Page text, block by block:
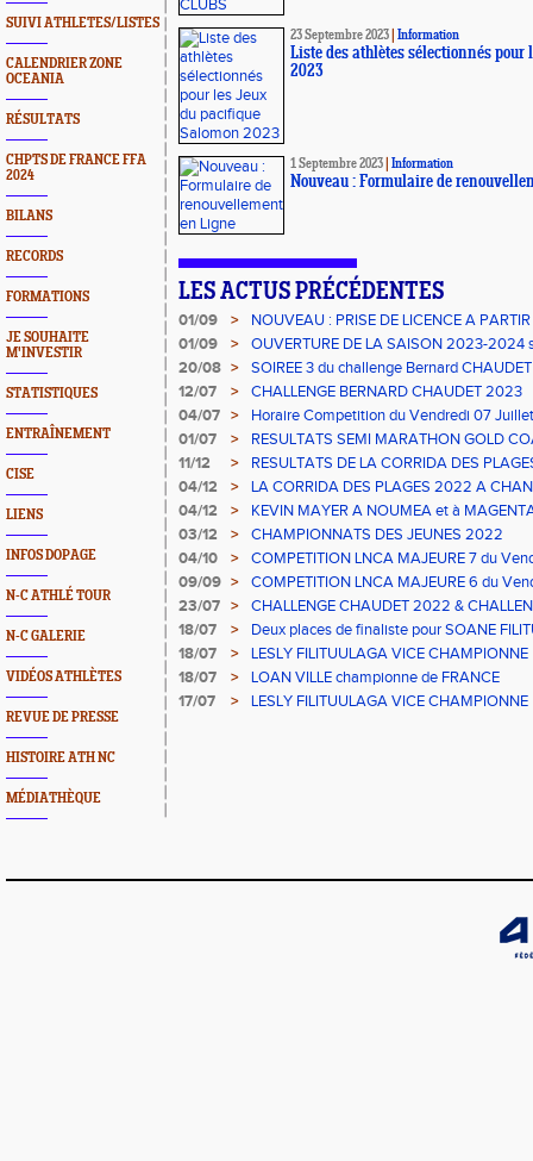
SUIVI ATHLETES/LISTES
CALENDRIER ZONE
OCEANIA
RÉSULTATS
CHPTS DE FRANCE FFA
2024
BILANS
RECORDS
FORMATIONS
JE SOUHAITE
M'INVESTIR
STATISTIQUES
ENTRAÎNEMENT
CISE
LIENS
INFOS DOPAGE
N-C ATHLÉ TOUR
N-C GALERIE
VIDÉOS ATHLÈTES
REVUE DE PRESSE
HISTOIRE ATH NC
MÉDIATHÈQUE
23 Septembre 2023 Information
Liste des athlètes sélectionnés pour
2023
1 Septembre 2023 Information
Nouveau : Formulaire de
LES ACTUS PRÉCÉDENTES
01/09 >
NOUVEAU : PRISE DE LICENCE A PARTIR
2023
01/09 >
OUVERTURE DE LA SAISON 2023-2024
20/08 >
SOIREE 3 du challenge Bernard CHAUDET
12/07
>
CHALLENGE BERNARD CHAUDET 2023
04/07 >
Horaire Competition du Vendredi 07
01/07
>
RESULTATS SEMI MARATHON GOLD
11/12
>
RESULTATS DE LA CORRIDA DES
04/12
>
LA CORRIDA DES PLAGES 2022 A
04/12
>
KEVIN MAYER A NOUMEA et à
03/12
>
CHAMPIONNATS DES JEUNES 2022
04/10
>
COMPETITION LNCA MAJEURE 7 du
09/09 >
COMPETITION LNCA MAJEURE 6 du
23/07 >
CHALLENGE CHAUDET 2022 &
18/07
>
Deux places de finaliste pour SOANE
championnats de France CADETS de
18/07 >
LESLY FILITUULAGA VICE
NC au DISQUE JUNIORS
18/07 >
LOAN VILLE championne de FRANCE
17/07
>
LESLY FILITUULAGA VICE